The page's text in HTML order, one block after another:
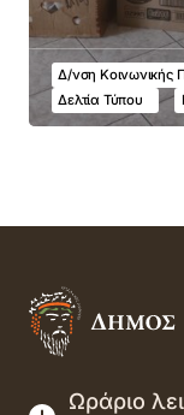
Δ/νση Κοινωνικής
Δελτία Τύπου
Ωράριο